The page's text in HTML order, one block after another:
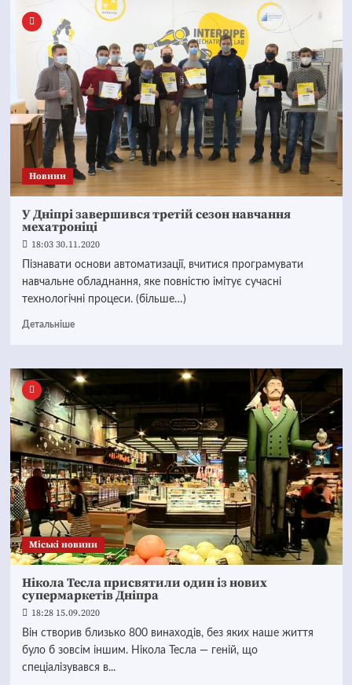
Новини
У Дніпрі завершився третій сезон навчання
мехатроніці
18:03 30.11.2020
Пізнавати основи автоматизації, вчитися програмувати
навчальне обладнання, яке повністю імітує сучасні
технологічні процеси. (більше…)
Детальніше
Mіські новини
Нікола Тесла присвятили один із нових
супермаркетів Дніпра
18:28 15.09.2020
Він створив близько 800 винаходів, без яких наше життя
було б зовсім іншим. Нікола Тесла — геній, що
спеціалізувався в...